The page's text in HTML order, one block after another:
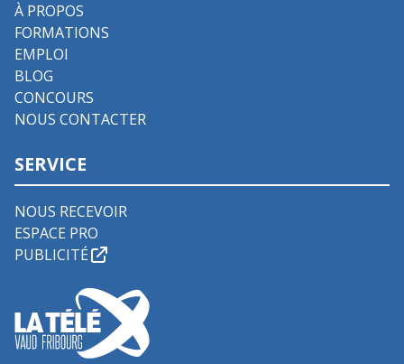
À PROPOS
FORMATIONS
EMPLOI
BLOG
CONCOURS
NOUS CONTACTER
SERVICE
NOUS RECEVOIR
ESPACE PRO
PUBLICITÉ